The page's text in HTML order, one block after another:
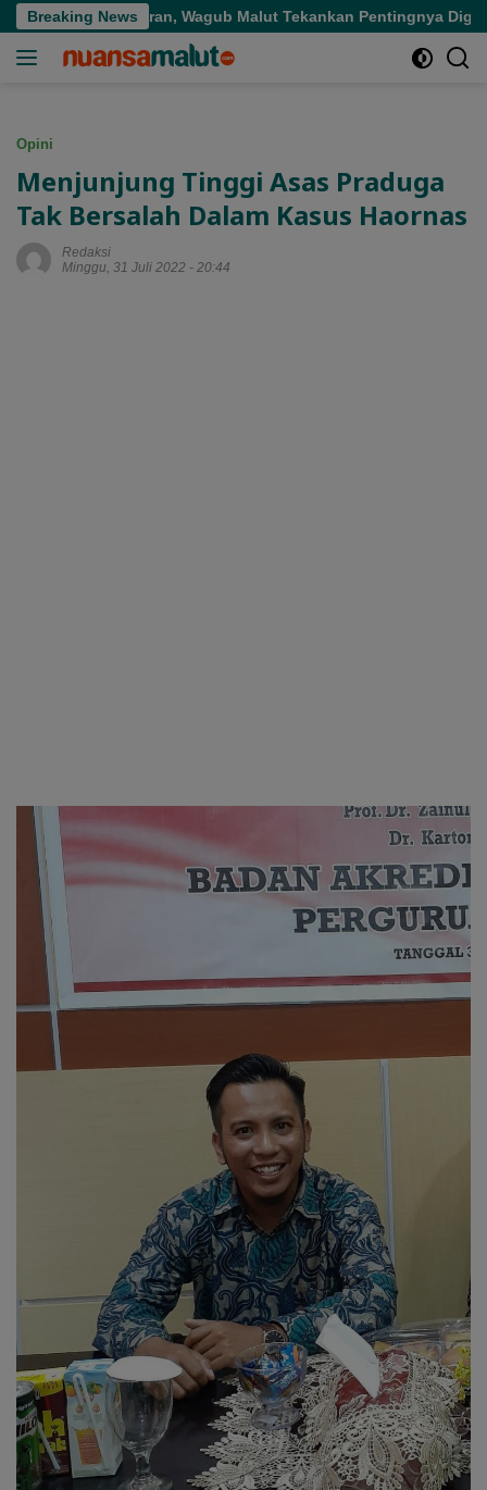
Langsung
ke
Breaking News
Sasaran, Wagub Malut Tekankan Pentingnya Digitalisasi
Opini
Menjunjung Tinggi Asas Praduga
Tak Bersalah Dalam Kasus Haornas
Redaksi
Minggu, 31 Juli 2022 - 20:44